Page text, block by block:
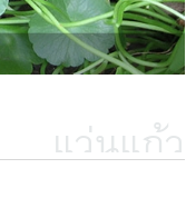
แว่นแก้ว